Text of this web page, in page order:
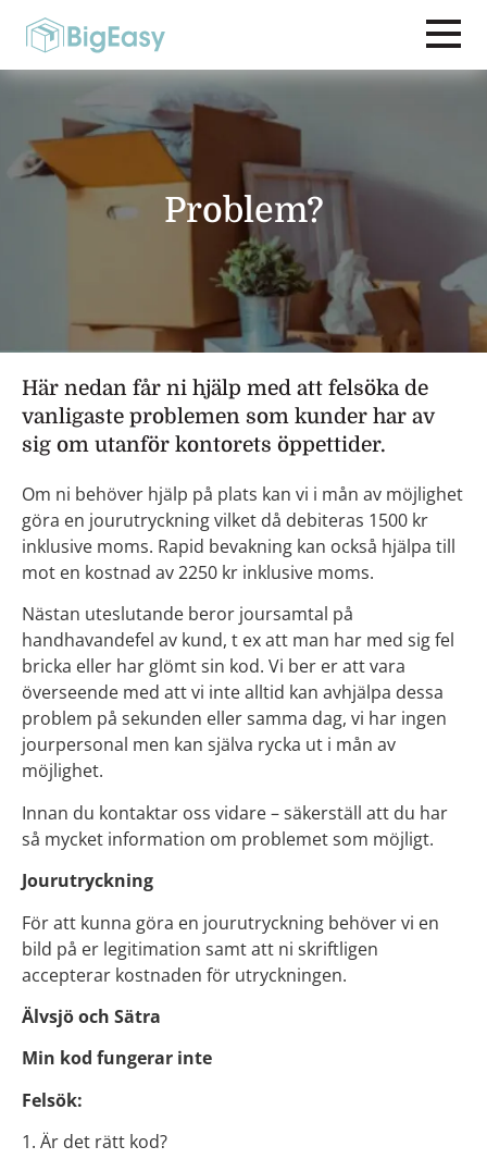
Problem?
Här nedan får ni hjälp med att felsöka de
vanligaste problemen som kunder har av
sig om utanför kontorets öppettider.
Om ni behöver hjälp på plats kan vi i mån av möjlighet
göra en jourutryckning vilket då debiteras 1500 kr
inklusive moms. Rapid bevakning kan också hjälpa till
mot en kostnad av 2250 kr inklusive moms.
Nästan uteslutande beror joursamtal på
handhavandefel av kund, t ex att man har med sig fel
bricka eller har glömt sin kod. Vi ber er att vara
överseende med att vi inte alltid kan avhjälpa dessa
problem på sekunden eller samma dag, vi har ingen
jourpersonal men kan själva rycka ut i mån av
möjlighet.
Innan du kontaktar oss vidare – säkerställ att du har
så mycket information om problemet som möjligt.
Jourutryckning
För att kunna göra en jourutryckning behöver vi en
bild på er legitimation samt att ni skriftligen
accepterar kostnaden för utryckningen.
Älvsjö och Sätra
Min kod fungerar inte
Felsök:
1. Är det rätt kod?